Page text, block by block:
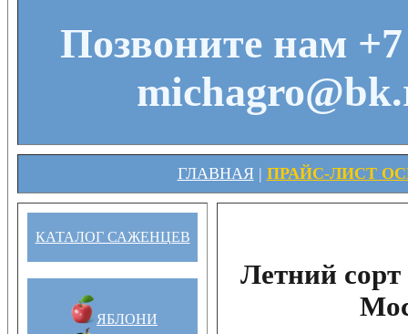
Позвоните нам
ГЛАВНАЯ| ПРАЙС-ЛИСТ
КАТАЛОГ САЖЕНЦЕВ
ЯБЛОНИ
Летний